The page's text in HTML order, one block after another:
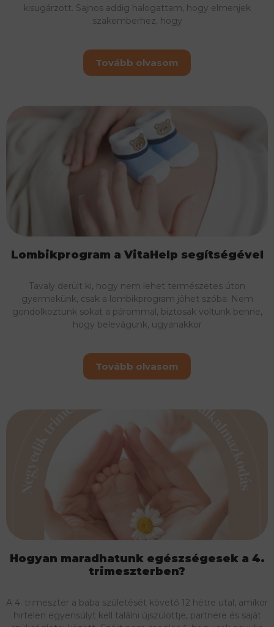
kisugárzott. Sajnos addig halogattam, hogy elmenjek
szakemberhez, hogy
Tovább olvasom
Lombikprogram a VitaHelp segítségével
Tavaly derült ki, hogy nem lehet természetes úton
gyermekünk, csak a lombikprogram jöhet szóba. Nem
gondolkoztunk sokat a párommal, biztosak voltunk benne,
hogy belevágunk, ugyanakkor
Tovább olvasom
Hogyan maradhatunk egészségesek a 4.
trimeszterben?
A 4. trimeszter a baba születését követő 12 hétre utal, amikor
hirtelen egyensúlyt kell találni újszülöttje, partnere és saját